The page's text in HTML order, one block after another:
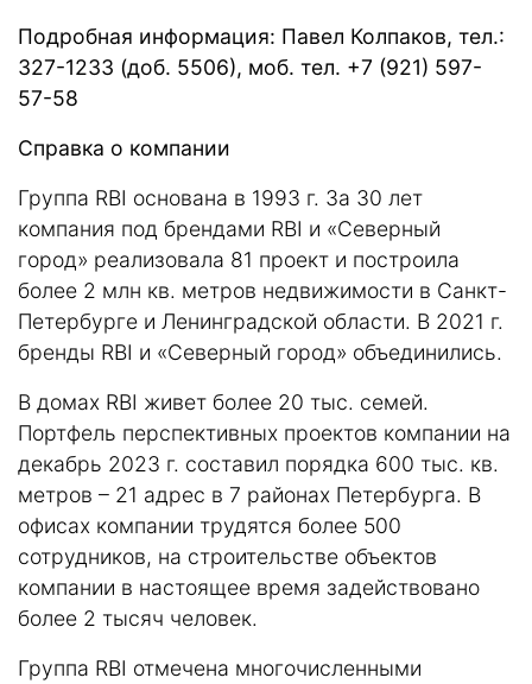
Подробная информация: Павел Колпаков, тел.:
327-1233 (доб. 5506), моб. тел. +7 (921) 597-
57-58
Справка о компании
Группа RBI основана в 1993 г. За 30 лет
компания под брендами RBI и «Северный
город» реализовала 81 проект и построила
более 2 млн кв. метров недвижимости в Санкт-
Петербурге и Ленинградской области. В 2021 г.
бренды RBI и «Северный город» объединились.
В домах RBI живет более 20 тыс. семей.
Портфель перспективных проектов компании на
декабрь 2023 г. составил порядка 600 тыс. кв.
метров – 21 адрес в 7 районах Петербурга. В
офисах компании трудятся более 500
сотрудников, на строительстве объектов
компании в настоящее время задействовано
более 2 тысяч человек.
Группа RBI отмечена многочисленными